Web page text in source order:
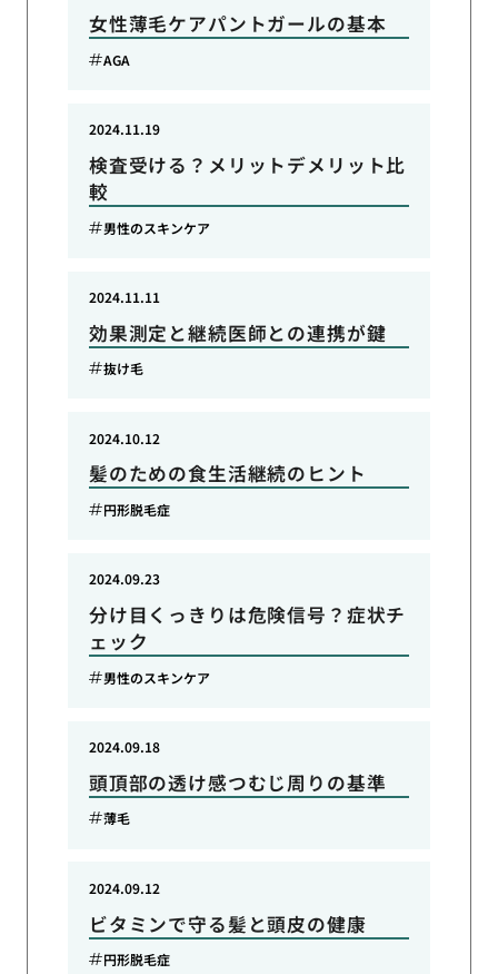
女性薄毛ケアパントガールの基本
AGA
検査受ける？メリットデメリット比
較
2024.11.19
男性のスキンケア
効果測定と継続医師との連携が鍵
2024.11.11
抜け毛
髪のための食生活継続のヒント
2024.10.12
円形脱毛症
分け目くっきりは危険信号？症状チ
ェック
2024.09.23
男性のスキンケア
頭頂部の透け感つむじ周りの基準
2024.09.18
薄毛
ビタミンで守る髪と頭皮の健康
2024.09.12
円形脱毛症